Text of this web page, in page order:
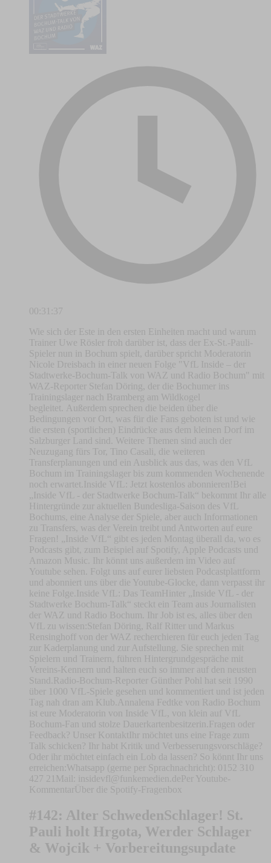
00:31:37
Wie sich der Este in den ersten Einheiten macht und warum
Trainer Uwe Rösler froh darüber ist, dass der Ex-St.-Pauli-
Spieler nun in Bochum spielt, darüber spricht Moderatorin
Nicole Dreisbach in einer neuen Folge "VfL Inside – der
Stadtwerke-Bochum-Talk von WAZ und Radio Bochum" mit
WAZ-Reporter Stefan Döring, der die Bochumer ins
Trainingslager nach Bramberg am Wildkogel
begleitet. Außerdem sprechen die beiden über die
Bedingungen vor Ort, was für die Fans geboten ist und wie
die ersten (sportlichen) Eindrücke aus dem kleinen Dorf im
Salzburger Land sind. Weitere Themen sind auch der
Neuzugang fürs Tor, Tino Casali, die weiteren
Transferplanungen und ein Ausblick aus das, was den VfL
Bochum im Trainingslager bis zum kommenden Wochenende
noch erwartet.Inside VfL: Jetzt kostenlos abonnieren!Bei
„Inside VfL - der Stadtwerke Bochum-Talk“ bekommt Ihr alle
Hintergründe zur aktuellen Bundesliga-Saison des VfL
Bochums, eine Analyse der Spiele, aber auch Informationen
zu Transfers, was der Verein treibt und Antworten auf eure
Fragen! „Inside VfL“ gibt es jeden Montag überall da, wo es
Podcasts gibt, zum Beispiel auf Spotify, Apple Podcasts und
Amazon Music. Ihr könnt uns außerdem im Video auf
Youtube sehen. Folgt uns auf eurer liebsten Podcastplattform
und abonniert uns über die Youtube-Glocke, dann verpasst ihr
keine Folge.Inside VfL: Das TeamHinter „Inside VfL - der
Stadtwerke Bochum-Talk“ steckt ein Team aus Journalisten
der WAZ und Radio Bochum. Ihr Job ist es, alles über den
VfL zu wissen:Stefan Döring, Ralf Ritter und Markus
Rensinghoff von der WAZ recherchieren für euch jeden Tag
zur Kaderplanung und zur Aufstellung. Sie sprechen mit
Spielern und Trainern, führen Hintergrundgespräche mit
Vereins-Kennern und halten euch so immer auf den neusten
Stand.Radio-Bochum-Reporter Günther Pohl hat seit 1990
über 1000 VfL-Spiele gesehen und kommentiert und ist jeden
Tag nah dran am Klub.Annalena Fedtke von Radio Bochum
ist eure Moderatorin von Inside VfL, von klein auf VfL
Bochum-Fan und stolze Dauerkartenbesitzerin.Fragen oder
Feedback? Unser KontaktIhr möchtet uns eine Frage zum
Talk schicken? Ihr habt Kritik und Verbesserungsvorschläge?
Oder ihr möchtet einfach ein Lob da lassen? So könnt Ihr uns
erreichen:Whatsapp (gerne per Sprachnachricht): 0152 310
427 21Mail:
insidevfl@funkemedien.dePer
Youtube-
KommentarÜber die Spotify-Fragenbox
#142: Alter SchwedenSchlager! St.
Pauli holt Hrgota, Werder Schlager
& Wojcik + Vorbereitungsupdate